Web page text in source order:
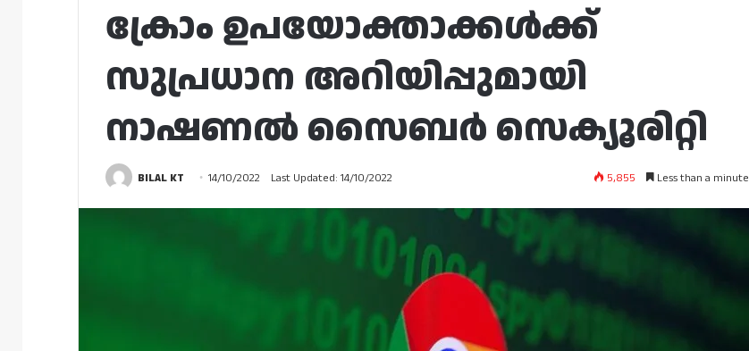
ക്രോം ഉപയോക്താക്കൾക്ക്
സുപ്രധാന അറിയിപ്പുമായി
നാഷണൽ സൈബർ സെക്യൂരിറ്റി
BILAL KT 14/10/2022 Last Updated: 14/10/2022 5,855 Less than a minute